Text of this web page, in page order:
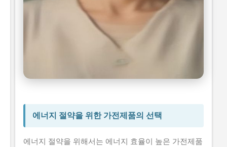
시니어 건강 정보
에너지 절약을 위한 가전제품의 선택
에너지 절약을 위해서는 에너지 효율이 높은 가전제품